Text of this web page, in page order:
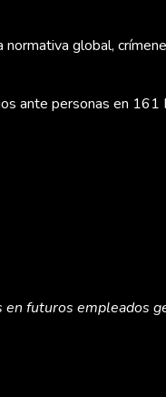
global,
ante personas en 161
futuros empleados